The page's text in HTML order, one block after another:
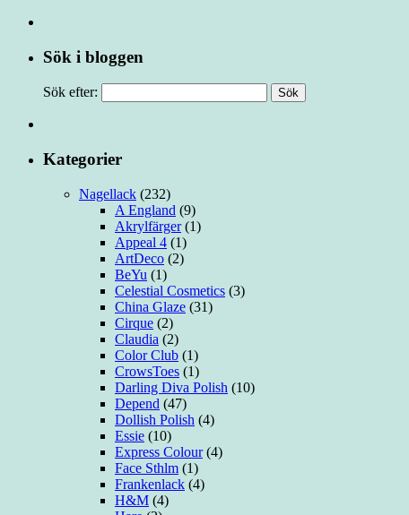
Sök i bloggen
Sök efter:
Kategorier
Nagellack (232)
A England (9)
Akrylfärger(1)
Appeal 4 (1)
ArtDeco (2)
BeYu (1)
Celestial Cosmetics (3)
China Glaze (31)
Cirque (2)
Claudia (2)
Color Club (1)
CrowsToes (1)
Darling Diva Polish (10)
Depend (47)
Dollish Polish (4)
Essie (10)
Express Colour(4)
Face Sthlm (1)
Frankenlack (4)
H&M (4)